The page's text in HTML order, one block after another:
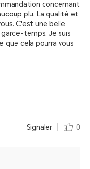
concernant
plu. La qualité et
C'est une belle
temps. Je suis
que cela pourra vous
Signaler 0